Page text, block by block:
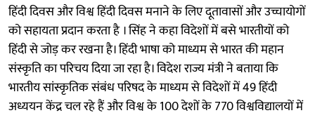
हिंदी दिवस और विश्व हिंदी दिवस मनाने के लिए दूतावासों और उच्चायोगों
को सहायता प्रदान करता है । सिंह ने कहा विदेशों में बसे भारतीयों को
हिंदी से जोड़ कर रखना है। हिंदी भाषा को माध्यम से भारत की महान
संस्कृति का परिचय दिया जा रहा है। विदेश राज्य मंत्री ने बताया कि
भारतीय सांस्कृतिक संबंध परिषद के माध्यम से विदेशों में 49 हिंदी
अध्ययन केंद्र चल रहे हैं और विश्व के 100 देशों के 770 विश्वविद्यालयों में